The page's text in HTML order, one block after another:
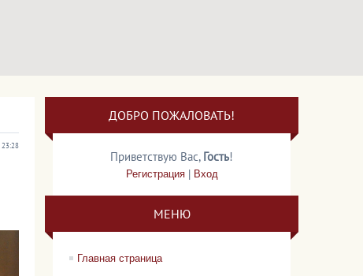
23:28
ДОБРО ПОЖАЛОВАТЬ!
Приветствую Вас, Гость!
Регистрация| Вход
МЕНЮ
Главная страница